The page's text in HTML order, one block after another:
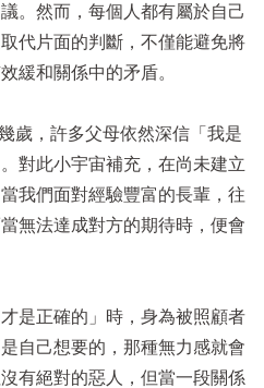
。然而，每個人都有屬於自己
代片面的判斷，不僅能避免將
緩和關係中的矛盾。
歲，許多父母依然深信「我是
對此小宇宙補充，在尚未建立
我們面對經驗豐富的長輩，往
無法達成對方的期待時，便會
是正確的」時，身為被照顧者
自己想要的，那種無力感就會
有絕對的惡人，但當一段關係